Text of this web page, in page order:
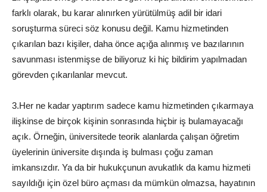
farklı olarak, bu karar alınırken yürütülmüş adil bir idari
soruşturma süreci söz konusu değil. Kamu hizmetinden
çıkarılan bazı kişiler, daha önce açığa alınmış ve bazılarının
savunması istenmişse de biliyoruz ki hiç bildirim yapılmadan
görevden çıkarılanlar mevcut.
3.Her ne kadar yaptırım sadece kamu hizmetinden çıkarmaya
ilişkinse de birçok kişinin sonrasında hiçbir iş bulamayacağı
açık. Örneğin, üniversitede teorik alanlarda çalışan öğretim
üyelerinin üniversite dışında iş bulması çoğu zaman
imkansızdır. Ya da bir hukukçunun avukatlık da kamu hizmeti
sayıldığı için özel büro açması da mümkün olmazsa, hayatının